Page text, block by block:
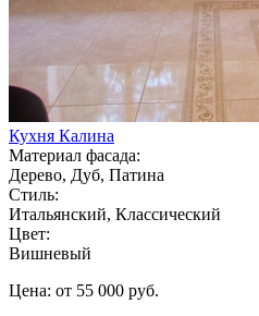
Кухня Калина
Материал фасада:
Дерево, Дуб, Патина
Стиль:
Итальянский, Классический
Цвет:
Вишневый
Цена: от 55 000 руб.